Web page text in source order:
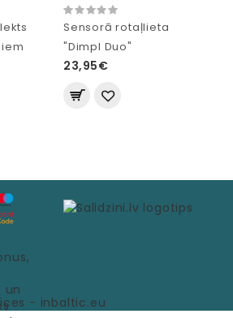
Sensorā rotaļlieta
"Dimpl Duo"
23,95€